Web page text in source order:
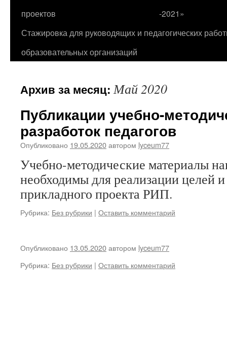
проектов
-2021»
Стажировка для руководящих и педагогических
образовательных организаций
Архив за месяц:Май 2020
Публикации учебно-
разработок педагогов
Опубликовано 19.05.2020автором lyceum77
Учебно-методические материалы
необходимы для реализации целей
прикладного проекта РИП.
Рубрика: Без рубрики | Оставить комментарий
Опубликовано 13.05.2020автором lyceum77
Рубрика: Без рубрики | Оставить комментарий